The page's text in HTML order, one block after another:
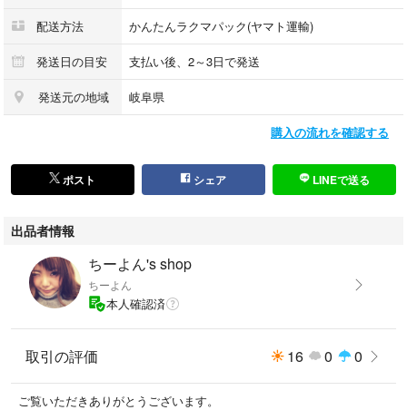
配送方法 かんたんラクマパック(ヤマト運輸)
発送日の目安 支払い後、2～3日で発送
発送元の地域 岐阜県
購入の流れを確認する
ポスト シェア LINEで送る
出品者情報
ちーよん's shop
ちーよん
本人確認済
取引の評価 16 0 0
ご覧いただきありがとうございます。